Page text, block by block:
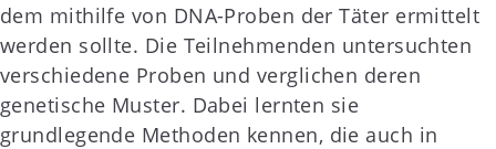
dem mithilfe von DNA-Proben der Täter ermittelt
werden sollte. Die Teilnehmenden untersuchten
verschiedene Proben und verglichen deren
genetische Muster. Dabei lernten sie
grundlegende Methoden kennen, die auch in